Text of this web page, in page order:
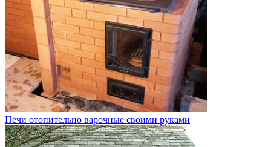
Печи отопительно варочные своими руками